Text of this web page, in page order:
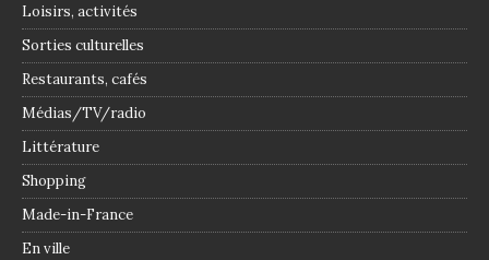
Loisirs, activités
Sorties culturelles
Restaurants, cafés
Médias/TV/radio
Littérature
Shopping
Made-in-France
En ville